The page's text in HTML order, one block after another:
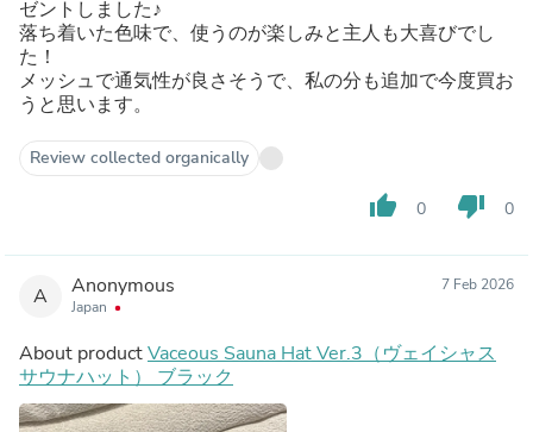
ゼントしました♪
落ち着いた色味で、使うのが楽しみと主人も大喜びでし
た！
メッシュで通気性が良さそうで、私の分も追加で今度買お
うと思います。
Review collected organically
thumb_up 0 thumb_down 0
A Anonymous
Japan
7 Feb 2026
About productVaceous Sauna Hat Ver.3（ヴェイシャス
サウナハット） ブラック